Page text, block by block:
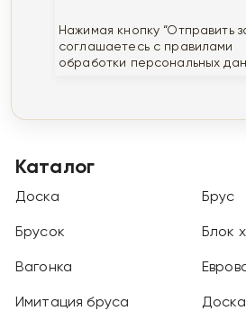
Нажимая кнопку “Отправить
соглашаетесь с правилами
обработки персональных
Каталог
Доска Брус
Брусок Блок
Вагонка
Имитация бруса